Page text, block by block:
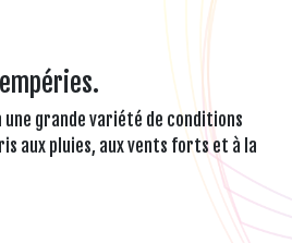
une grande variété de conditions
aux pluies, aux vents forts et à la